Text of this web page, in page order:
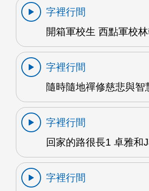
字裡行間
開箱軍校生 西點軍校
字裡行間
隨時隨地禪修慈悲與智
字裡行間
回家的路很長1 卓雅和
字裡行間